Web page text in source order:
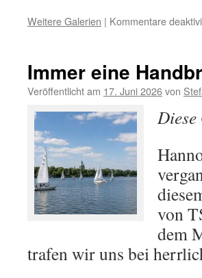
Weitere Galerien | Kommentare
Immer eine
Veröffentlicht am 17. Juni 2026von
von
dem
trafen wir uns bei